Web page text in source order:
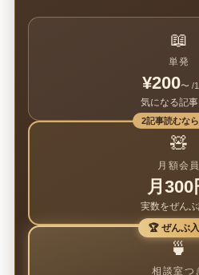
📖
単発
¥200〜 /
気になる記
2記事読むな
🧸
月額会員
月300
実数をぜん
🏆 ぜんぶ
🍵
相談室つ